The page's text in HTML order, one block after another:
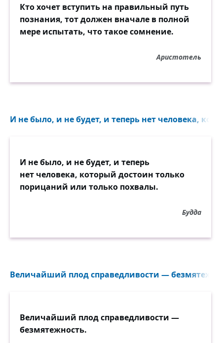
Кто хочет вступить на правильный путь
познания, тот должен вначале в полной
мере испытать, что такое сомнение.
Аристотель
И не было, и не будет, и теперь нет человека,
И не было, и не будет, и теперь
нет человека, который достоин только
порицаний или только похвалы.
Будда
Величайший плод справедливости —
Величайший плод справедливости —
безмятежность.